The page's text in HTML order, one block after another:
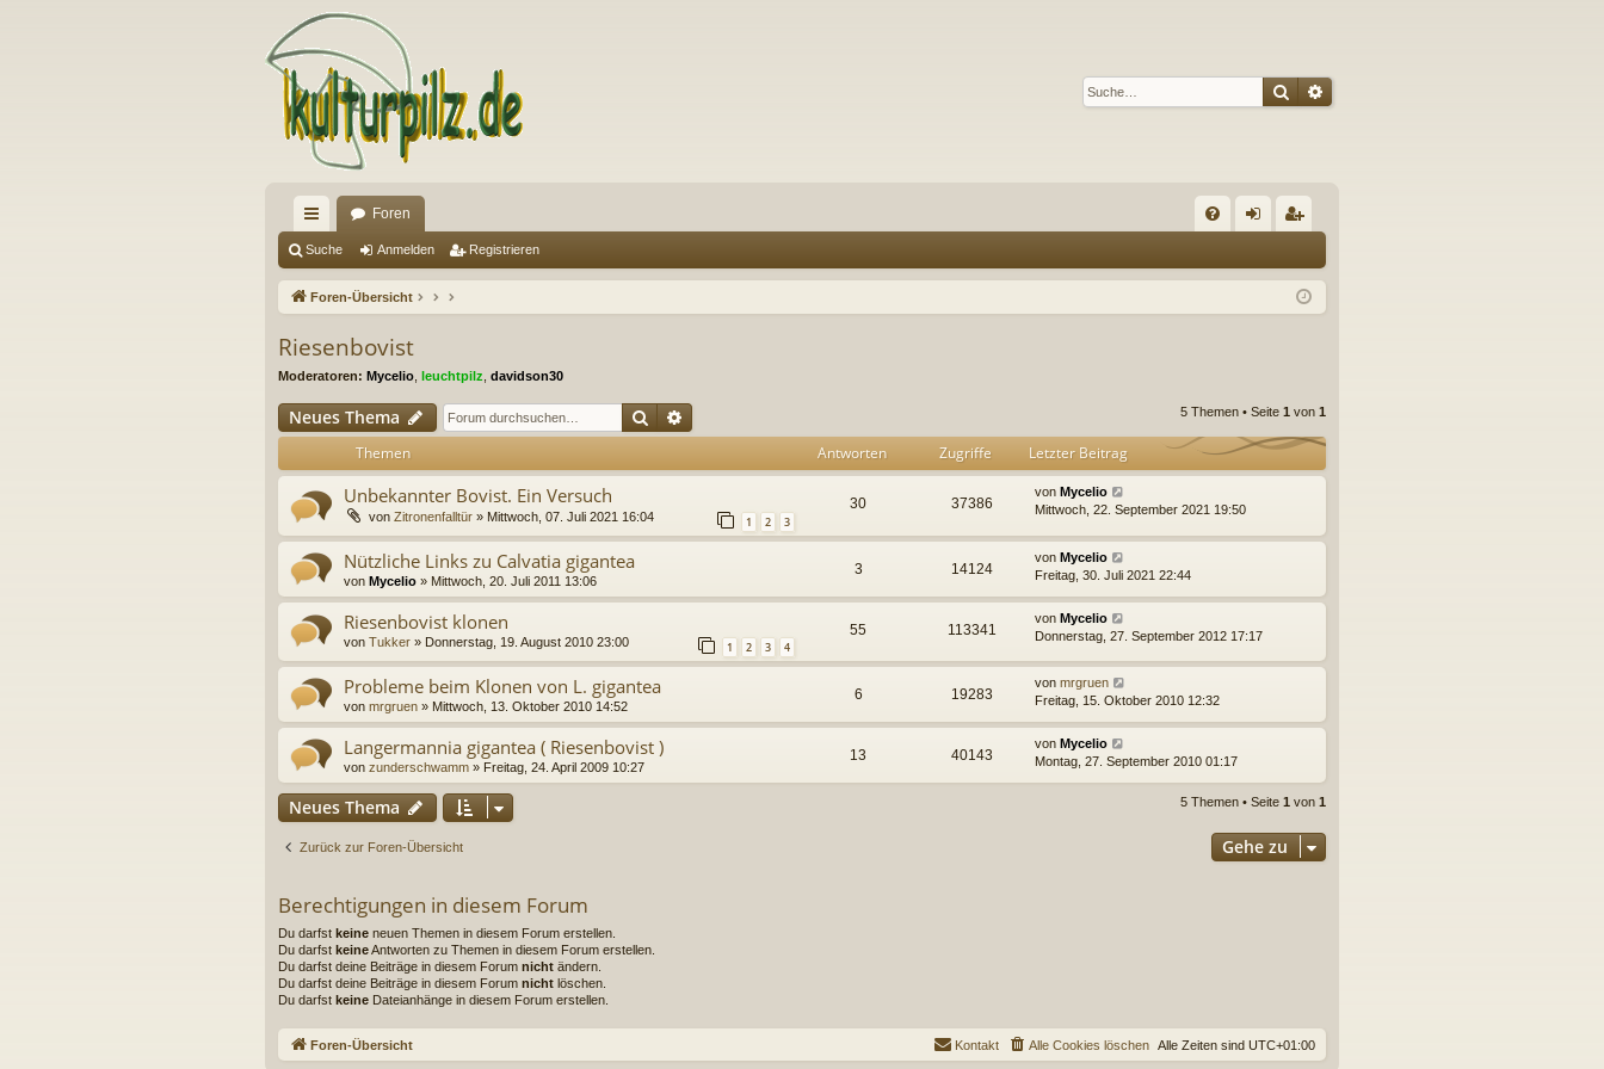
SucheErweiterte Suche
ch
ne
ug
Foren
Q m ist
Suche Anmelden Registrieren
Foren-Übersicht
Riesenbovist
Moderatoren: Mycelio leuchtpilz davidson30
Neues Thema Suche 5 Themen • Seite 1 von 1
Themen Antworten Zugriffe Letzter Beitrag
Unbekannter Bovist. Ein Versuch
von Zitronenfalltür » Mittwoch, 07. Juli 2021 16:04 1 2 3
30 37386
von Mycelio
Mittwoch, 22. September 2021 19:50
Nützliche Links zu Calvatia gigantea
von Mycelio » Mittwoch, 20. Juli 2011 13:06
3 14124
von Mycelio
Freitag, 30. Juli 2021 22:44
Riesenbovist klonen
von Tukker » Donnerstag, 19. August 2010 23:00 1 2 3 4
55 113341
von Mycelio
Donnerstag, 27. September 2012 17:17
Probleme beim Klonen von L. gigantea
von mrgruen » Mittwoch, 13. Oktober 2010 14:52
6 19283
von mrgruen
Freitag, 15. Oktober 2010 12:32
Langermannia gigantea ( Riesenbovist )
von zunderschwamm » Freitag, 24. April 2009 10:27
13 40143
von Mycelio
Montag, 27. September 2010 01:17
Neues Thema 5 Themen • Seite 1 von 1
Zurück zur Foren-Übersicht Gehe zu
Berechtigungen in diesem Forum
Du darfst keine neuen Themen in diesem Forum erstellen.
Du darfst keineAntworten zu Themen in diesem Forum erstellen.
Du darfst deine Beiträge in diesem Forum nicht ändern.
Du darfst deine Beiträge in diesem Forum nicht löschen.
Du darfst keine Dateianhänge in diesem Forum erstellen.
Foren-Übersicht Alle Zeiten sind UTC+01:00
Alle Cookies löschen
Kontakt